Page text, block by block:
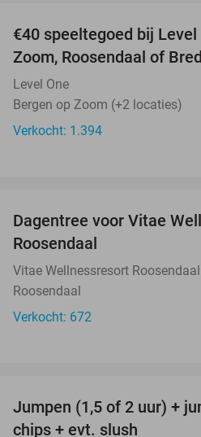
€40 speeltegoed bij
Zoom, Roosendaal of
Level One
Bergen op Zoom (+2 locaties)
Verkocht: 1.394
Dagentree voor Vitae
Roosendaal
Vitae Wellnessresort Roosendaal
Roosendaal
Verkocht: 672
Jumpen (1,5 of 2 uur) +
chips + evt. slush